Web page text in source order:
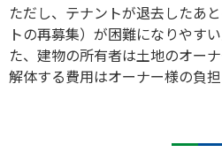
ただし、テナントが退去したあ
トの再募集）が困難になりやす
た、建物の所有者は土地のオー
解体する費用はオーナー様の負担